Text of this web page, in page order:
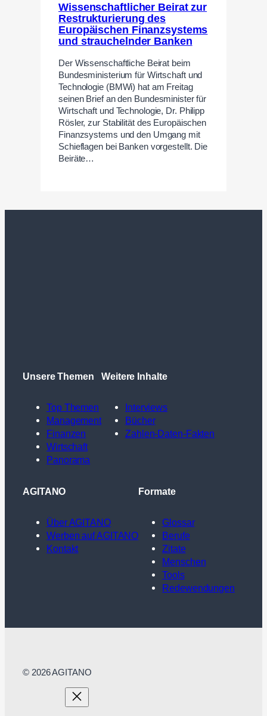
Wissenschaftlicher Beirat zur
Restrukturierung des
Europäischen Finanzsystems
und strauchelnder Banken
Der Wissenschaftliche Beirat beim
Bundesministerium für Wirtschaft und
Technologie (BMWi) hat am Freitag
seinen Brief an den Bundesminister für
Wirtschaft und Technologie, Dr. Philipp
Rösler, zur Stabilität des Europäischen
Finanzsystems und den Umgang mit
Schieflagen bei Banken vorgestellt. Die
Beiräte…
Unsere Themen
Top Themen
Management
Finanzen
Wirtschaft
Panorama
Weitere Inhalte
Interviews
Bücher
Zahlen-Daten-Fakten
AGITANO
Über AGITANO
Werben auf AGITANO
Kontakt
Formate
Glossar
Berufe
Zitate
Menschen
Tools
Redewendungen
© 2026 AGITANO